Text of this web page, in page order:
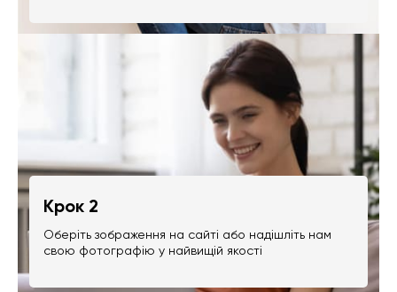
Крок 2
Оберіть зображення на сайті або надішліть нам
свою фотографію у найвищій якості